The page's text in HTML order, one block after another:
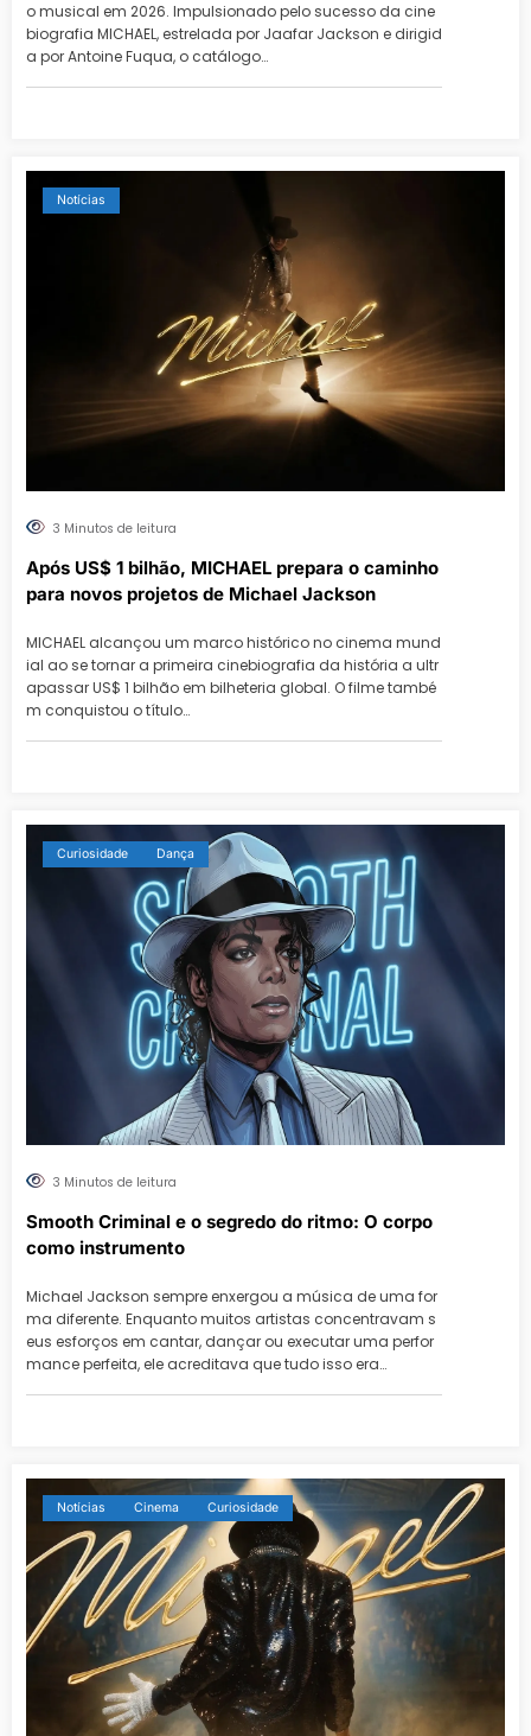
o musical em 2026. Impulsionado pelo sucesso da cine
biografia MICHAEL, estrelada por Jaafar Jackson e dirigid
a por Antoine Fuqua, o catálogo…
Notícias
3 Minutos de leitura
Após US$ 1 bilhão, MICHAEL prepara o caminho
para novos projetos de Michael Jackson
MICHAEL alcançou um marco histórico no cinema mund
ial ao se tornar a primeira cinebiografia da história a ultr
apassar US$ 1 bilhão em bilheteria global. O filme també
m conquistou o título…
Curiosidade Dança
3 Minutos de leitura
Smooth Criminal e o segredo do ritmo: O corpo
como instrumento
Michael Jackson sempre enxergou a música de uma for
ma diferente. Enquanto muitos artistas concentravam s
eus esforços em cantar, dançar ou executar uma perfor
mance perfeita, ele acreditava que tudo isso era…
Notícias Cinema Curiosidade